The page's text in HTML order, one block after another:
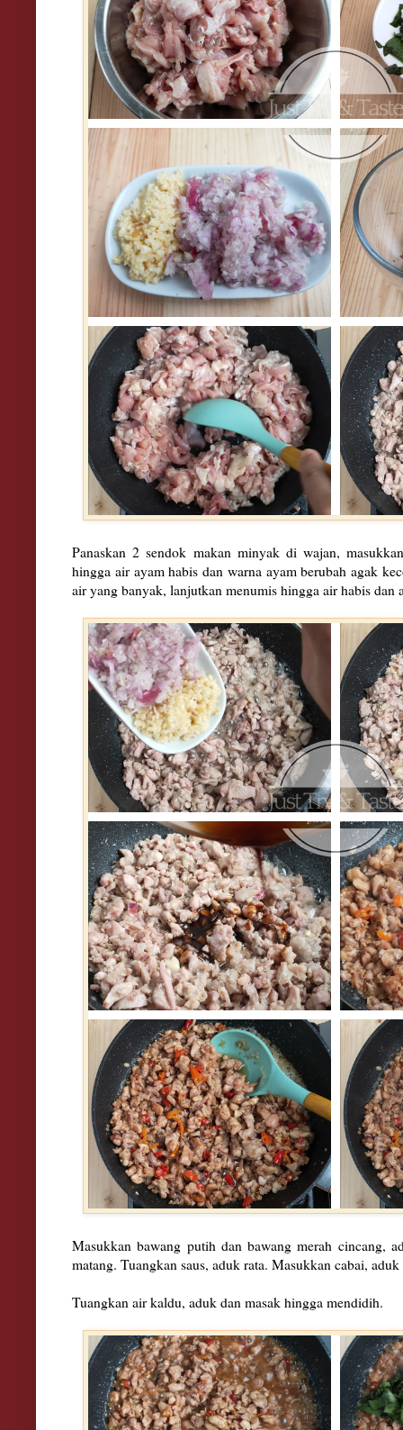
Panaskan 2 sendok makan minyak di wajan,
hingga air ayam habis dan warna ayam berubah agak
air yang banyak, lanjutkan menumis hingga air habis dan
Masukkan bawang putih dan bawang merah cincang,
matang. Tuangkan saus, aduk rata. Masukkan cabai,
Tuangkan air kaldu, aduk dan masak hingga mendidih.